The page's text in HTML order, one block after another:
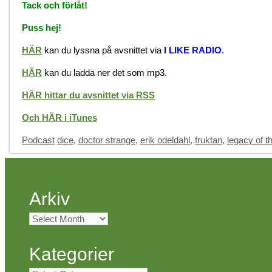
Tack och förlåt!
Puss hej!
HÄR kan du lyssna på avsnittet via I LIKE RADIO.
HÄR kan du ladda ner det som mp3.
HÄR hittar du avsnittet via RSS
Och HÄR i iTunes
Categories
Podcast Tags
dice, doctor strange, erik odeldahl, fruktan, legacy of
Arkiv
Arkiv
Kategorier